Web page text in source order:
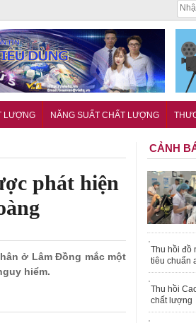
LƯỢNG NĂNG SUẤT CHẤT LƯỢNG
phát hiện
ở Lâm Đồng mắc một
hiểm.
CẢNH
Thu hồi đồ
tiêu chuẩn
Thu hồi
chất lượng